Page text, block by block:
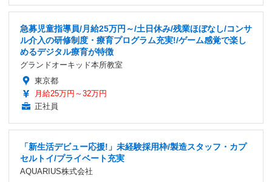
急募児童指導員/月給25万円～/土日休み/残業ほぼなし/コンサ
ル介入の研修制度・療育プログラム充実!/ゲーム感覚で楽し
めるデジタル療育が特徴
グランドオーキッド本所教室
東京都
月給25万円～32万円
正社員
「新生活デビュー応援!」未経験採用枠/製造スタッフ・カプ
セルトイ/プライベート充実
AQUARIUS株式会社